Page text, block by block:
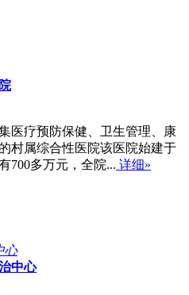
医疗预防保健、卫生管理、康
村属综合性医院该医院始建于
700多万元，全院... 详细»
中心